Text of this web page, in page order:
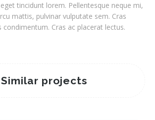
tincidunt lorem. Pellentesque neque mi,
mattis, pulvinar vulputate sem. Cras
Cras ac placerat lectus.
Similar projects